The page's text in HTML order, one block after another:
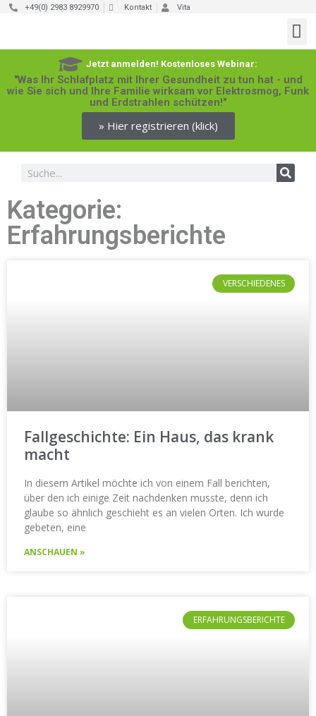
+49(0) 2983 8929970 Kontakt Vita
Jetzt anmelden! Kostenloses Webinar:
"Was Ihr Schlafplatz mit Ihrer Gesundheit zu tun hat - und
wie Sie sich und Ihre Familie wirksam vor Elektrosmog, Funk
und Erdstrahlen schützen!"
» Hier registrieren (klick)
Kategorie:
Erfahrungsberichte
VERSCHIEDENES
Fallgeschichte: Ein Haus, das krank
macht
In diesem Artikel möchte ich von einem Fall berichten,
über den ich einige Zeit nachdenken musste, denn ich
glaube so ähnlich geschieht es an vielen Orten. Ich wurde
gebeten, eine
ANSCHAUEN »
ERFAHRUNGSBERICHTE